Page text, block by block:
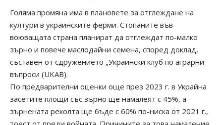
Голяма промяна има в плановете за отглеждане на
култури в украинските ферми. Стопаните във
воюващата страна планират да отглеждат по-малко
зърно и повече маслодайни семена, според доклад,
съставен от сдружението „Украински клуб по аграрни
въпроси (UKAB).
По предварителни оценки още през 2023 г. в Украйна
засетите площи със зърно ще намалеят с 45%, а
зърнената реколта ще бъде с 60% по-ниска от 2021 г.,